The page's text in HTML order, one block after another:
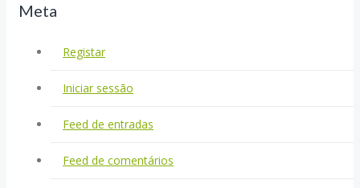
Meta
Registar
Iniciar sessão
Feed de entradas
Feed de comentários